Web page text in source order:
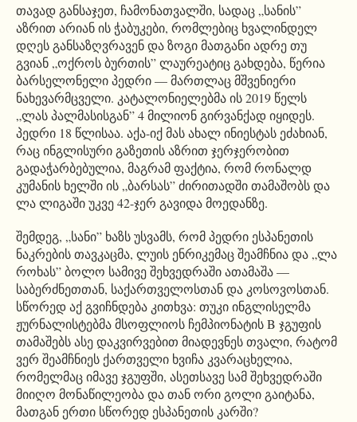
თავად განსაჯეთ, ჩამონათვალში, სადაც „სანის”
აზრით არიან ის ჭაბუკები, რომლებიც ხვალინდელ
დღეს განსაზღვრავენ და ზოგი მათგანი ადრე თუ
გვიან „ოქროს ბურთის” ლაურეატიც გახდება, წერია
ბარსელონელი პედრი — მართლაც მშვენიერი
ნახევარმცველი. კატალონიელებმა ის 2019 წელს
„ლას პალმასისგან” 4 მილიონ გირვანქად იყიდეს.
პედრი 18 წლისაა. აქა-იქ მას ახალ ინიესტას ეძახიან,
რაც ინგლისური გაზეთის აზრით ჯერჯერობით
გადაჭარბებულია, მაგრამ ფაქტია, რომ რონალდ
კუმანის ხელში ის „ბარსას” ძირითადში თამაშობს და
ლა ლიგაში უკვე 42-ჯერ გავიდა მოედანზე.
შემდეგ, „სანი” ხაზს უსვამს, რომ პედრი ესპანეთის
ნაკრების თავკაცმა, ლუის ენრიკემაც შეამჩნია და „ლა
როხას” ბოლო სამივე შეხვედრაში ათამაშა —
საბერძნეთთან, საქართველოსთან და კოსოვოსთან.
სწორედ აქ გვიჩნდება კითხვა: თუკი ინგლისელმა
ჟურნალისტებმა მსოფლიოს ჩემპიონატის B ჯგუფის
თამაშებს ასე დაკვირვებით მიადევნეს თვალი, რატომ
ვერ შეამჩნიეს ქართველი ხვიჩა კვარაცხელია,
რომელმაც იმავე ჯგუფში, ასეთსავე სამ შეხვედრაში
მიიღო მონაწილეობა და თან ორი გოლი გაიტანა,
მათგან ერთი სწორედ ესპანეთის კარში?